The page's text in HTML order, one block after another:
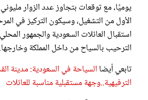
يوميًّا، مع توقعات بتجاوز عدد الزوار
الأول من التشغيل، وسيكون التركيز في
استقبال العائلات السعودية والجمهور
الترحيب بالسياح من داخل المملكة وخارجها.
تابعي أيضا السياحة في السعودية: مدينة
الترفيهية..وجهة مستقبلية مناسبة للعائلات